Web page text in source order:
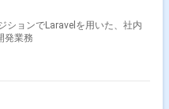
ションでLaravelを用いた、社内
発業務